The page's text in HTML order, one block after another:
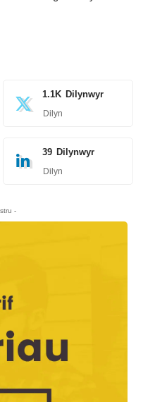
1.1K Dilynwyr
Dilyn
39 Dilynwyr
Dilyn
-